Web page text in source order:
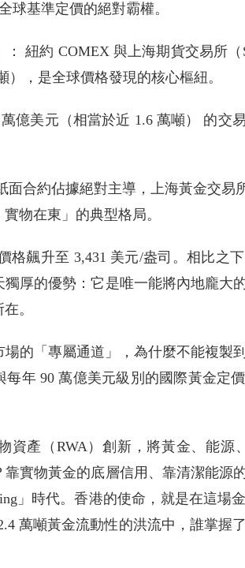
球基準定價的絕對霸權。
紐約 COMEX 與上海期貨交易所
，是全球價格發現的核心樞紐。
億美元（相當於近 1.6 萬噸） 的交
面合約佔據絕對主導，上海黃金交易
物在東」的典型格局。
格飆升至 3,431 美元/盎司。相比之
厚的優勢：它是唯一能將內地龐大
。
的「專屬通道」，為什麼不能複製
每年 90 萬億美元級別的國際黃金定
資產（RWA）創新，將黃金、能
靠實物黃金的底層信用、靠清潔能
」時代。香港的使命，就是在這場
萬噸黃金流動性的洪流中，誰掌握